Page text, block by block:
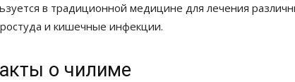
в традиционной медицине для лечения
и кишечные инфекции.
о чилиме